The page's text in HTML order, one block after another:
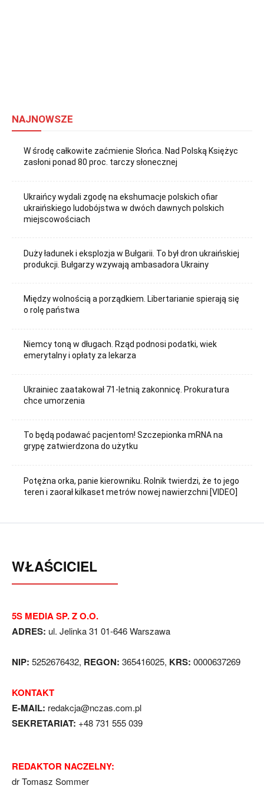
NAJNOWSZE
W środę całkowite zaćmienie Słońca. Nad Polską Księżyc
zasłoni ponad 80 proc. tarczy słonecznej
Ukraińcy wydali zgodę na ekshumacje polskich ofiar
ukraińskiego ludobójstwa w dwóch dawnych polskich
miejscowościach
Duży ładunek i eksplozja w Bułgarii. To był dron ukraińskiej
produkcji. Bułgarzy wzywają ambasadora Ukrainy
Między wolnością a porządkiem. Libertarianie spierają się
o rolę państwa
Niemcy toną w długach. Rząd podnosi podatki, wiek
emerytalny i opłaty za lekarza
Ukrainiec zaatakował 71-letnią zakonnicę. Prokuratura
chce umorzenia
To będą podawać pacjentom! Szczepionka mRNA na
grypę zatwierdzona do użytku
Potężna orka, panie kierowniku. Rolnik twierdzi, że to jego
teren i zaorał kilkaset metrów nowej nawierzchni [VIDEO]
WŁAŚCICIEL
5S MEDIA SP. Z O.O.
ADRES: ul. Jelinka 31 01-646 Warszawa
NIP: 5252676432, REGON: 365416025, KRS: 0000637269
KONTAKT
E-MAIL: redakcja@nczas.com.pl
SEKRETARIAT: +48 731 555 039
REDAKTOR NACZELNY:
dr Tomasz Sommer